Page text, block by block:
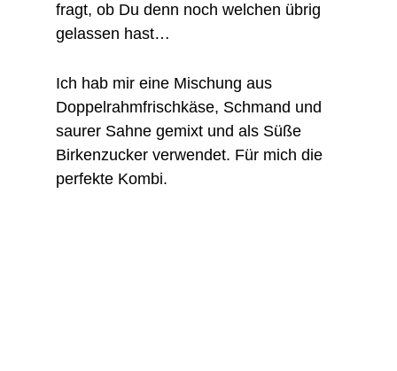
fragt, ob Du denn noch welchen übrig
gelassen hast…
Ich hab mir eine Mischung aus
Doppelrahmfrischkäse, Schmand und
saurer Sahne gemixt und als Süße
Birkenzucker verwendet. Für mich die
perfekte Kombi.